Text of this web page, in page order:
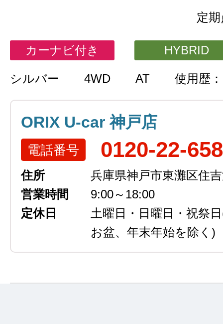
定
カーナビ付き HYBRID
シルバー 4WD AT 使用歴
ORIX U-car 神戸店
電話番号 0120-22-
住所
兵庫県神戸市東灘区住
営業時間
9:00～18:00
定休日
土曜日・日曜日・祝祭日
お盆、年末年始を除く)